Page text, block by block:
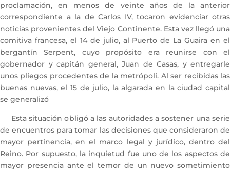
proclamación, en menos de veinte años de la anterior
correspondiente a la de Carlos IV, tocaron evidenciar otras
noticias provenientes del Viejo Continente. Esta vez llegó una
comitiva francesa, el 14 de julio, al Puerto de La Guaira en el
bergantín Serpent, cuyo propósito era reunirse con el
gobernador y capitán general, Juan de Casas, y entregarle
unos pliegos procedentes de la metrópoli. Al ser recibidas las
buenas nuevas, el 15 de julio, la algarada en la ciudad capital
se generalizó
Esta situación obligó a las autoridades a sostener una serie
de encuentros para tomar las decisiones que consideraron de
mayor pertinencia, en el marco legal y jurídico, dentro del
Reino. Por supuesto, la inquietud fue uno de los aspectos de
mayor presencia ante el temor de un nuevo sometimiento